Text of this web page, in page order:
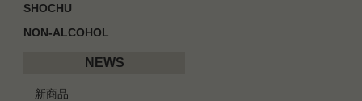
SHOCHU
NON-ALCOHOL
NEWS
新商品